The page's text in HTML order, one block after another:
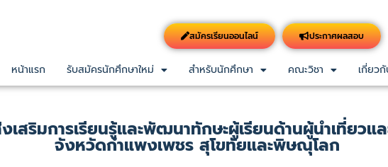
สมัครเรียนออนไลน์ ประกาศผลสอบ
หน้าแรก รับสมัครนักศึกษาใหม่ สำหรับนักศึกษา คณะวิชา เกี่ยวกั
เสริมการเรียนรู้และพัฒนาทักษะผู้เรียนด้านผู้นำเที่ยวแ
จังหวัดกำแพงเพชร สุโขทัยและพิษณุโลก